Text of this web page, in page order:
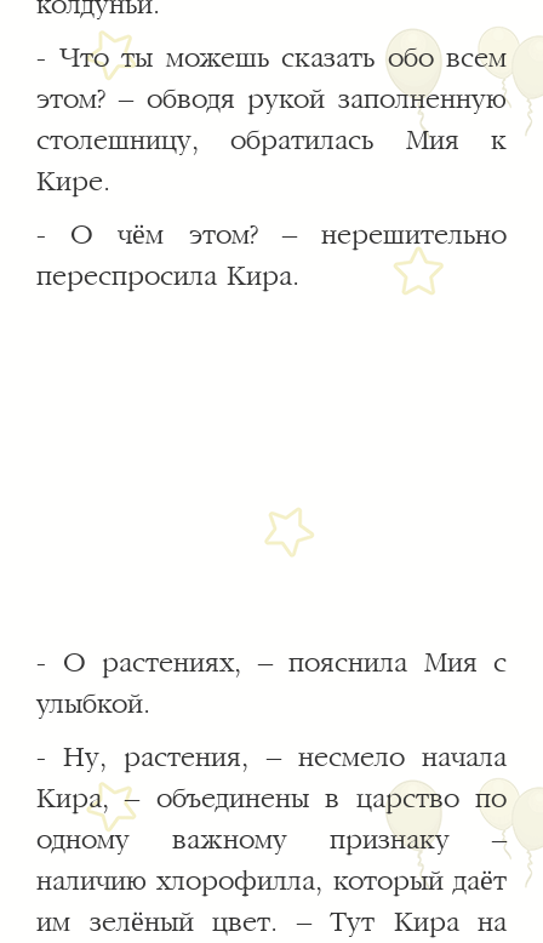
- Что ты можешь сказать обо всем
этом? – обводя рукой заполненную
столешницу, обратилась Мия к
Кире.
- О чём этом? – нерешительно
переспросила Кира.
- О растениях, – пояснила Мия с
улыбкой.
- Ну, растения, – несмело начала
Кира, – объединены в царство по
одному важному признаку –
наличию хлорофилла, который даёт
им зелёный цвет. – Тут Кира на